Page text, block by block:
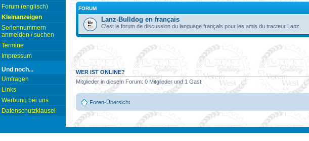
Forum (englisch)
Kleinanzeigen
Seriennummern
anmelden / suchen
Termine
Impressum
Und noch...
Umfragen
Links
Werbung bei uns
Datenschutzklausel
FORUM
Lanz-Bulldog en français
C'est le forum de discussion du language français pour les amis du tracteur Lanz.
WER IST ONLINE?
Mitglieder in diesem Forum: 0 Mitglieder und 1 Gast
Foren-Übersicht